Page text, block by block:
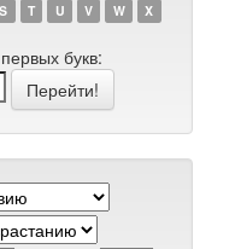
S T U V W
X
букв: